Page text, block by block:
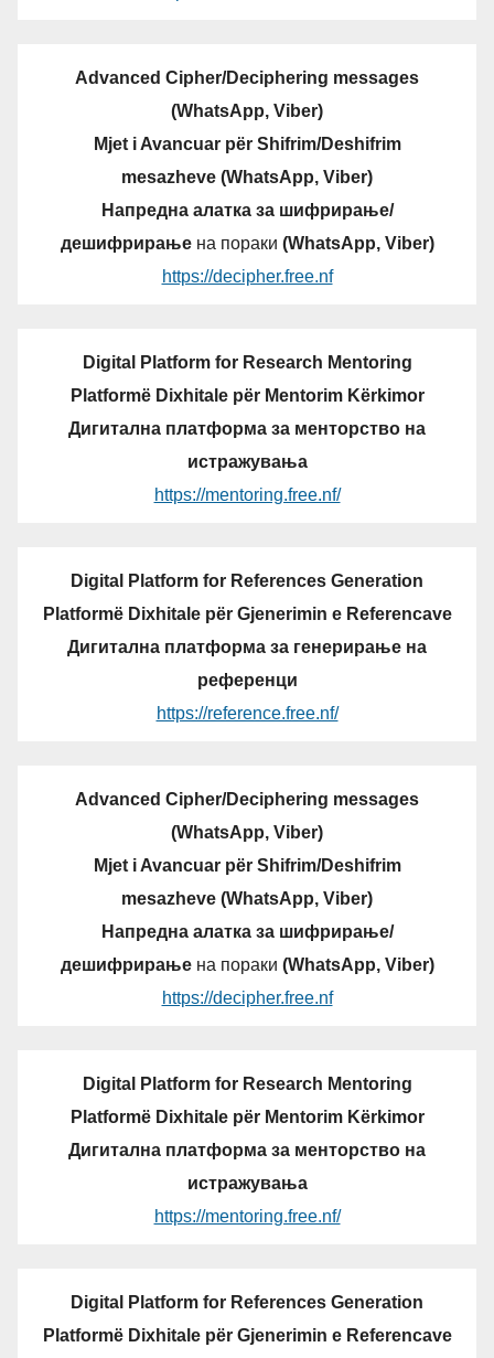
Advanced Cipher/Deciphering messages
(WhatsApp, Viber)
Mjet i Avancuar për Shifrim/Deshifrim
mesazheve (WhatsApp, Viber)
Напредна алатка за шифрирање/
дешифрирањена пораки (WhatsApp, Viber)
https://decipher.free.nf
Digital Platform for Research Mentoring
Platformë Dixhitale për Mentorim Kërkimor
Дигитална платформа за менторство на
истражувања
https://mentoring.free.nf/
Digital Platform for References Generation
Platformë Dixhitale për Gjenerimin e Referencave
Дигитална платформа за генерирање на
референци
https://reference.free.nf/
Advanced Cipher/Deciphering messages
(WhatsApp, Viber)
Mjet i Avancuar për Shifrim/Deshifrim
mesazheve (WhatsApp, Viber)
Напредна алатка за шифрирање/
дешифрирањена пораки (WhatsApp, Viber)
https://decipher.free.nf
Digital Platform for Research Mentoring
Platformë Dixhitale për Mentorim Kërkimor
Дигитална платформа за менторство на
истражувања
https://mentoring.free.nf/
Digital Platform for References Generation
Platformë Dixhitale për Gjenerimin e Referencave